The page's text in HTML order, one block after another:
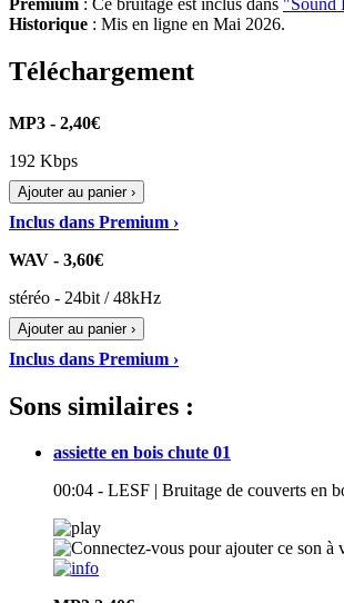
Historique : Mis en ligne en Mai 2026.
Téléchargement
MP3 - 2,40€
192 Kbps
Ajouter au panier ›
Inclus dans Premium ›
WAV - 3,60€
stéréo - 24bit / 48kHz
Ajouter au panier ›
Inclus dans Premium ›
Sons similaires :
assiette en bois chute 01
00:04 - LESF | Bruitage de couverts en